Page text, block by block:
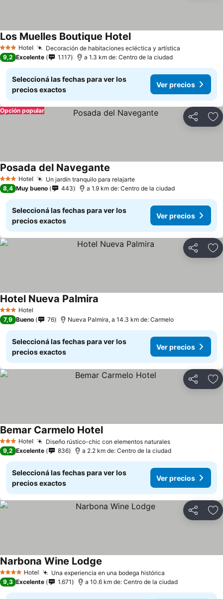
3 Estrellas
Hotel Decoración de habitaciones ecléctica y artística
Los Muelles Boutique HotelVer precios
9,2 Excelente 1.117 a 1.3 km de: Centro de la ciudad
Seleccioná las fechas para ver los
precios exactos
Ver precios
Compartir
Opción popular
3 Estrellas
Hotel Un jardín tranquilo para relajarteVer precios
Posada del Navegante
8,4 Muy bueno 443 a 1.9 km de: Centro de la ciudad
Seleccioná las fechas para ver los
precios exactos
Ver precios
Compartir
3 Estrellas
Hotel
Hotel Nueva Palmira
7,9 Bueno 76 Nueva Palmira, a 14.3 km de: Carmelo
Seleccioná las fechas para ver los
precios exactos
Ver precios
Compartir
3 Estrellas
Hotel Diseño rústico-chic con elementos naturalesVer precios
Bemar Carmelo HotelVer precios
9,2 Excelente 836 a 2.2 km de: Centro de la ciudad
Seleccioná las fechas para ver los
precios exactos
Ver precios
Compartir
4 EstrellasHotel Una experiencia en una bodega histórica
Narbona Wine Lodge
9,3 Excelente 1.671 a 10.6 km de: Centro de la ciudad